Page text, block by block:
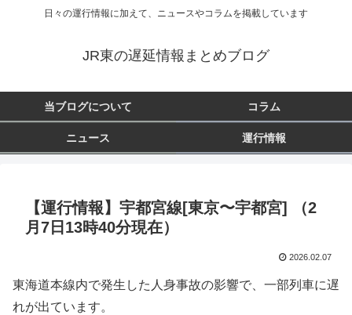
日々の運行情報に加えて、ニュースやコラムを掲載しています
JR東の遅延情報まとめブログ
当ブログについて コラム
ニュース 運行情報
【運行情報】宇都宮線[東京〜宇都宮] （2
月7日13時40分現在）
2026.02.07
東海道本線内で発生した人身事故の影響で、一部列車に遅
れが出ています。